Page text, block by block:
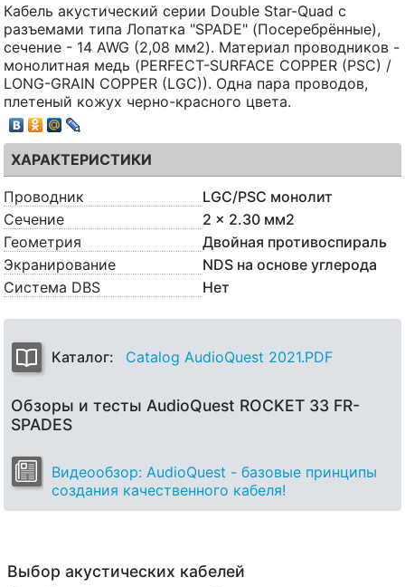
Кабель акустический серии Double Star-Quad с
разъемами типа Лопатка "SPADE" (Посеребрённые),
сечение - 14 AWG (2,08 мм2). Материал проводников -
монолитная медь (PERFECT-SURFACE COPPER (PSC) /
LONG-GRAIN COPPER (LGC)). Одна пара проводов,
плетеный кожух черно-красного цвета.
ХАРАКТЕРИСТИКИ
Проводник
LGC/PSC монолит
Сечение
2 x 2.30 мм2
Геометрия
Двойная противоспираль
Экранирование
NDS на основе углерода
Система DBS
Нет
Каталог: Catalog AudioQuest 2021.PDF
Обзоры и тесты AudioQuest ROCKET 33 FR-
SPADES
Видеообзор: AudioQuest - базовые принципы
создания качественного кабеля!
Выбор акустических кабелей